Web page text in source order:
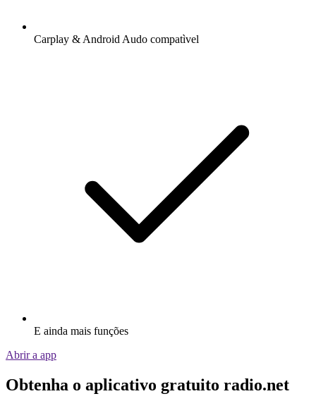
Carplay & Android Audo compatìvel
E ainda mais funções
Abrir a app
Obtenha o aplicativo gratuito radio.net